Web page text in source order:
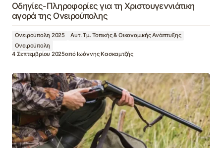
Οδηγίες-Πληροφορίες για τη Χριστουγεννιάτικη
αγορά της Ονειρούπολης
Ονειρούπολη 2025
Αυτ. Τμ. Τοπικής & Οικονομικής Ανάπτυξης
Ονειρούπολη
4 Σεπτεμβρίου 2025από Ιωάννης Κασκαμτζής